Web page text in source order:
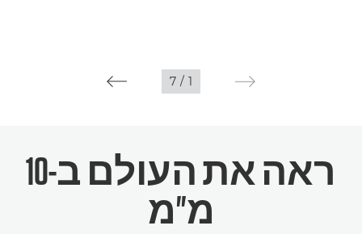
1
/
7
ראה את העולם ב-10
מ"מ